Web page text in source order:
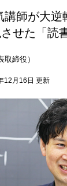
講師が大
せた「読
締役）
12月16日 更新